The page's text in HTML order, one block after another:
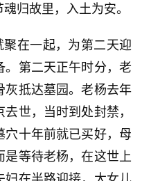
归故里，入土为安。
在一起，为第二天迎
第二天正午时分，老
灰抵达墓园。老杨去年
世，当时到处封禁，
穴十年前就已买好，母
等待老杨，在这世上